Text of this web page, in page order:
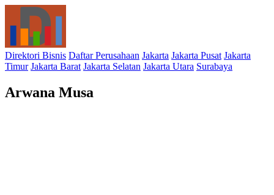
Direktori Bisnis Daftar Perusahaan Jakarta Jakarta Pusat Jakarta
Timur Jakarta Barat Jakarta Selatan Jakarta Utara Surabaya
Arwana Musa